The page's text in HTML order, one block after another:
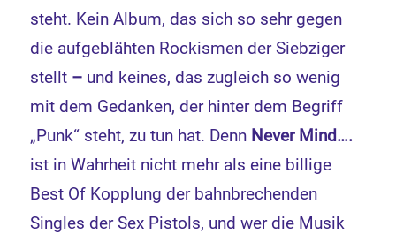
steht. Kein Album, das sich so sehr gegen
die aufgeblähten Rockismen der Siebziger
stellt – und keines, das zugleich so wenig
mit dem Gedanken, der hinter dem Begriff
„Punk“ steht, zu tun hat. Denn Never Mind….
ist in Wahrheit nicht mehr als eine billige
Best Of Kopplung der bahnbrechenden
Singles der Sex Pistols, und wer die Musik